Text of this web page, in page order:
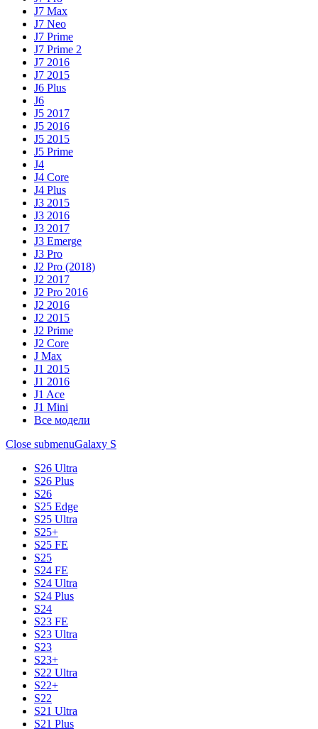
J7 Max
J7 Neo
J7 Prime
J7 Prime 2
J7 2016
J7 2015
J6 Plus
J6
J5 2017
J5 2016
J5 2015
J5 Prime
J4
J4 Core
J4 Plus
J3 2015
J3 2016
J3 2017
J3 Emerge
J3 Pro
J2 Pro (2018)
J2 2017
J2 Pro 2016
J2 2016
J2 2015
J2 Prime
J2 Core
J Max
J1 2015
J1 2016
J1 Ace
J1 Mini
Все модели
Close submenuGalaxy S
S26 Ultra
S26 Plus
S26
S25 Edge
S25 Ultra
S25+
S25 FE
S25
S24 FE
S24 Ultra
S24 Plus
S24
S23 FE
S23 Ultra
S23
S23+
S22 Ultra
S22+
S22
S21 Ultra
S21 Plus